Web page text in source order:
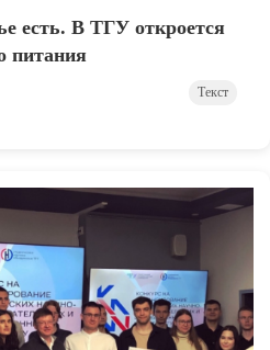
есть. В ТГУ откроется
питания
Текст